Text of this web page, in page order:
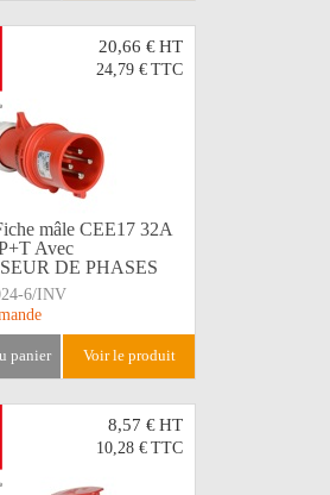
20,66 €HT
24,79 € TTC
mâle CEE17 32A
Avec
DE PHASES
6/INV
panier voir le produit
8,57 €HT
10,28 € TTC